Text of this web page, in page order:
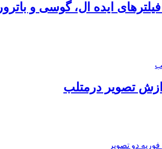
ایده ال، گوسی و
تصویر درمتلب